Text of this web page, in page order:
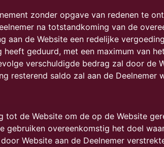
zonder opgave van redenen te
na totstandkoming van de
aan de Website een redelijke
geduurd, met een maximum van
verschuldigde bedrag zal door de
resterend saldo zal aan de Deelnemer
de Website om de op de Website
overeenkomstig het doel
Website aan de Deelnemer